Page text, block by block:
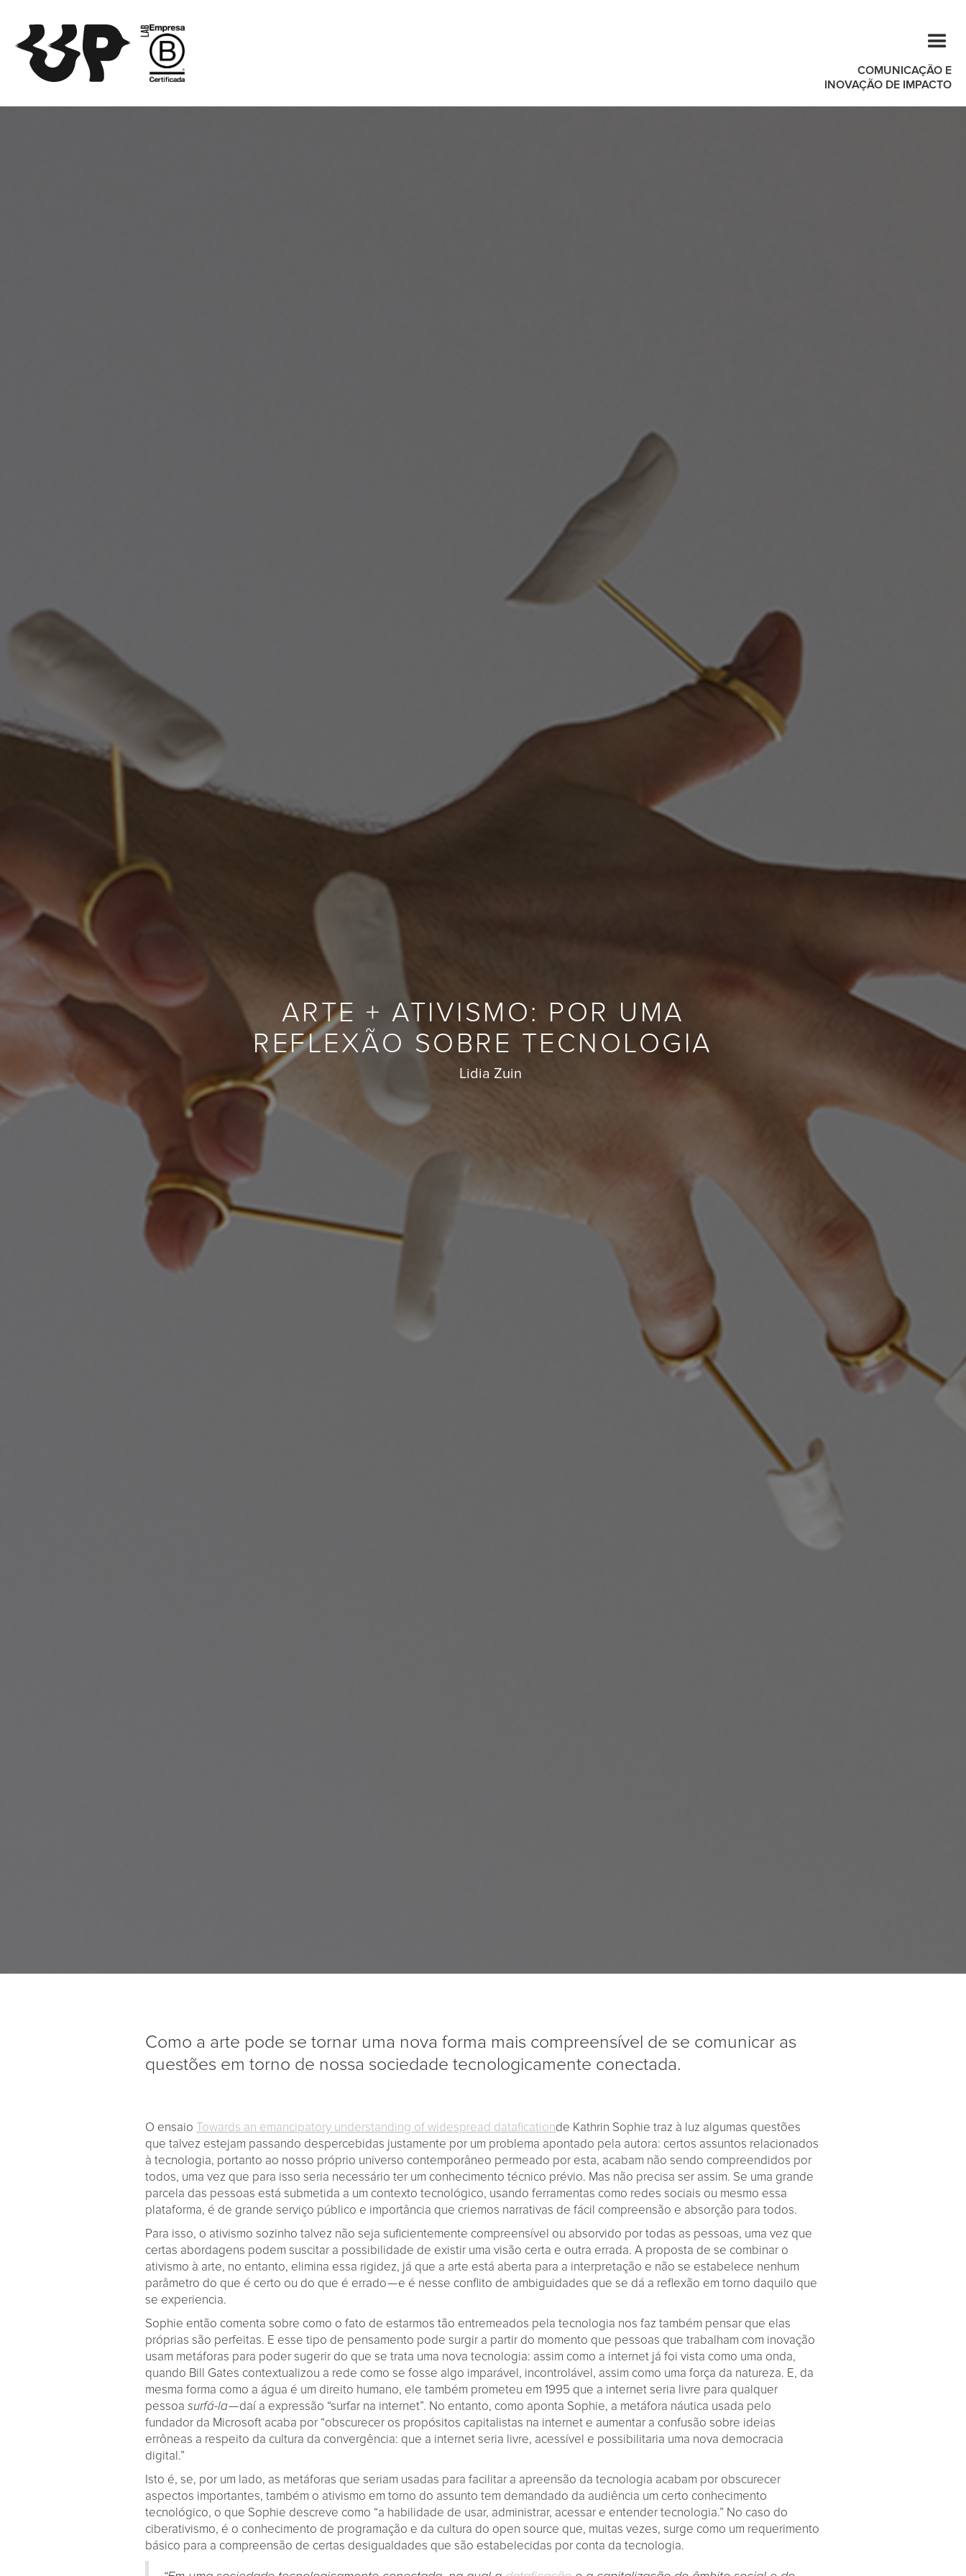
COMUNICAÇÃO E
INOVAÇÃO DE IMPACTO
ARTE + ATIVISMO: POR UMA
REFLEXÃO SOBRE TECNOLOGIA
Lidia Zuin
Como a arte pode se tornar uma nova forma mais compreensível de se comunicar as
questões em torno de nossa sociedade tecnologicamente conectada.
O ensaio Towards an emancipatory understanding of widespread dataficationde Kathrin Sophie traz à luz algumas questões
que talvez estejam passando despercebidas justamente por um problema apontado pela autora: certos assuntos relacionados
à tecnologia, portanto ao nosso próprio universo contemporâneo permeado por esta, acabam não sendo compreendidos por
todos, uma vez que para isso seria necessário ter um conhecimento técnico prévio. Mas não precisa ser assim. Se uma grande
parcela das pessoas está submetida a um contexto tecnológico, usando ferramentas como redes sociais ou mesmo essa
plataforma, é de grande serviço público e importância que criemos narrativas de fácil compreensão e absorção para todos.
Para isso, o ativismo sozinho talvez não seja suficientemente compreensível ou absorvido por todas as pessoas, uma vez que
certas abordagens podem suscitar a possibilidade de existir uma visão certa e outra errada. A proposta de se combinar o
ativismo à arte, no entanto, elimina essa rigidez, já que a arte está aberta para a interpretação e não se estabelece nenhum
parâmetro do que é certo ou do que é errado — e é nesse conflito de ambiguidades que se dá a reflexão em torno daquilo que
se experiencia.
Sophie então comenta sobre como o fato de estarmos tão entremeados pela tecnologia nos faz também pensar que elas
próprias são perfeitas. E esse tipo de pensamento pode surgir a partir do momento que pessoas que trabalham com inovação
usam metáforas para poder sugerir do que se trata uma nova tecnologia: assim como a internet já foi vista como uma onda,
quando Bill Gates contextualizou a rede como se fosse algo imparável, incontrolável, assim como uma força da natureza. E, da
mesma forma como a água é um direito humano, ele também prometeu em 1995 que a internet seria livre para qualquer
pessoa surfá-la— daí a expressão “surfar na internet”. No entanto, como aponta Sophie, a metáfora náutica usada pelo
fundador da Microsoft acaba por “obscurecer os propósitos capitalistas na internet e aumentar a confusão sobre ideias
errôneas a respeito da cultura da convergência: que a internet seria livre, acessível e possibilitaria uma nova democracia
digital.”
Isto é, se, por um lado, as metáforas que seriam usadas para facilitar a apreensão da tecnologia acabam por obscurecer
aspectos importantes, também o ativismo em torno do assunto tem demandado da audiência um certo conhecimento
tecnológico, o que Sophie descreve como “a habilidade de usar, administrar, acessar e entender tecnologia.” No caso do
ciberativismo, é o conhecimento de programação e da cultura do open source que, muitas vezes, surge como um requerimento
básico para a compreensão de certas desigualdades que são estabelecidas por conta da tecnologia.